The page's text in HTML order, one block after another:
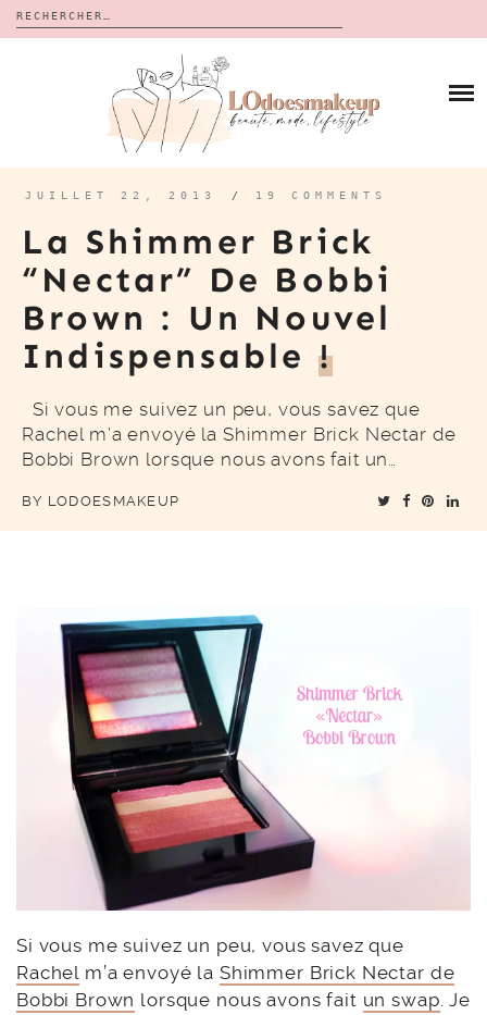
Rechercher :
CALENDRIERS DE L’AVENT
BON PLAN
À PROPOS
CONTACT
JUILLET 22, 2013 / 19 COMMENTS
La Shimmer Brick
“Nectar” De Bobbi
Brown : Un Nouvel
Indispensable !
Si vous me suivez un peu, vous savez que
Rachel m’a envoyé la Shimmer Brick Nectar de
Bobbi Brown lorsque nous avons fait un…
BY LODOESMAKEUP
Si vous me suivez un peu, vous savez que
Rachel m’a envoyé la Shimmer Brick Nectar de
Bobbi Brown lorsque nous avons fait un swap. Je